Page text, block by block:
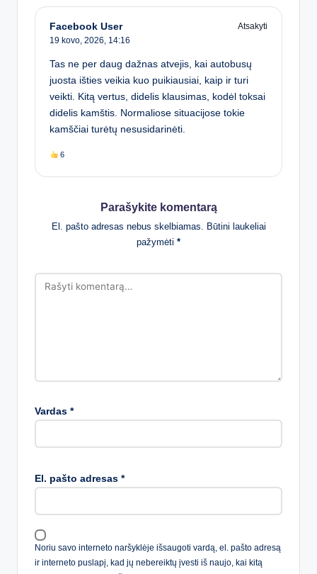
Facebook User
Atsakyti
19 kovo, 2026, 14:16
Tas ne per daug dažnas atvejis, kai autobusų
juosta išties veikia kuo puikiausiai, kaip ir turi
veikti. Kitą vertus, didelis klausimas, kodėl toksai
didelis kamštis. Normaliose situacijose tokie
kamščiai turėtų nesusidarinėti.
6
Parašykite komentarą
El. pašto adresas nebus skelbiamas. Būtini laukeliai
pažymėti *
Vardas *
El. pašto adresas *
Noriu savo interneto naršyklėje išsaugoti vardą, el. pašto adresą
ir interneto puslapį, kad jų nebereiktų įvesti iš naujo, kai kitą